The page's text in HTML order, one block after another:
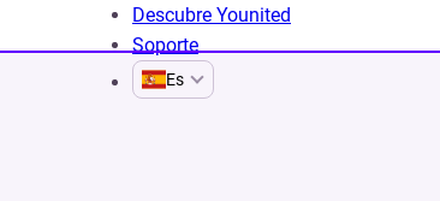
Descubre Younited
Soporte
Es